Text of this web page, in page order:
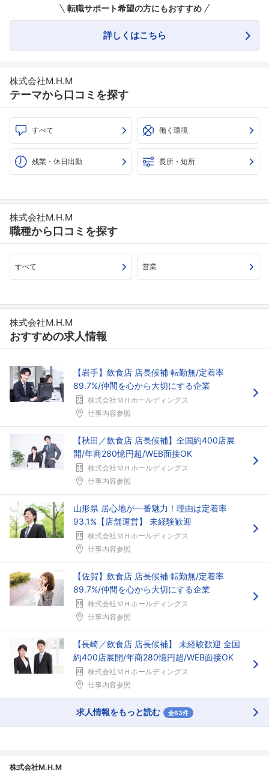
フォローしました
こちらの企業もフォローしませんか？
転職サポート希望の方にもおすすめ
詳しくはこちら
株式会社M.H.M
テーマから口コミを探す
すべて 働く環境
残業・休日出勤 長所・短所
株式会社M.H.M
職種から口コミを探す
すべて 営業
株式会社M.H.M
おすすめの求人情報
【岩手】飲食店 店長候補 転勤無/定着率
89.7%/仲間を心から大切にする企業
株式会社ＭＨホールディングス
仕事内容参照
【秋田／飲食店 店長候補】全国約400店展
開/年商280憶円超/WEB面接OK
株式会社ＭＨホールディングス
仕事内容参照
山形県 居心地が一番魅力！理由は定着率
93.1%【店舗運営】 未経験歓迎
株式会社ＭＨホールディングス
仕事内容参照
【佐賀】飲食店 店長候補 転勤無/定着率
89.7%/仲間を心から大切にする企業
株式会社ＭＨホールディングス
仕事内容参照
【長崎／飲食店 店長候補】 未経験歓迎 全国
約400店展開/年商280憶円超/WEB面接OK
株式会社ＭＨホールディングス
仕事内容参照
求人情報をもっと読む 全63件
株式会社M.H.M